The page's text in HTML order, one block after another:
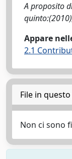
A proposito
Appare
2.1
File in
Non ci sono